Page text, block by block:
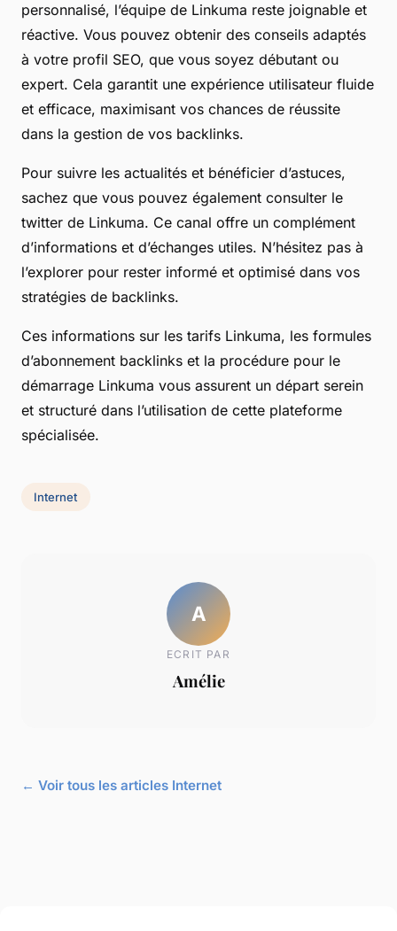
personnalisé, l’équipe de Linkuma reste joignable et
réactive. Vous pouvez obtenir des conseils adaptés
à votre profil SEO, que vous soyez débutant ou
expert. Cela garantit une expérience utilisateur fluide
et efficace, maximisant vos chances de réussite
dans la gestion de vos backlinks.
Pour suivre les actualités et bénéficier d’astuces,
sachez que vous pouvez également consulter le
twitter de Linkuma. Ce canal offre un complément
d’informations et d’échanges utiles. N’hésitez pas à
l’explorer pour rester informé et optimisé dans vos
stratégies de backlinks.
Ces informations sur les tarifs Linkuma, les formules
d’abonnement backlinks et la procédure pour le
démarrage Linkuma vous assurent un départ serein
et structuré dans l’utilisation de cette plateforme
spécialisée.
Internet
A
ECRIT PAR
Amélie
← Voir tous les articles Internet